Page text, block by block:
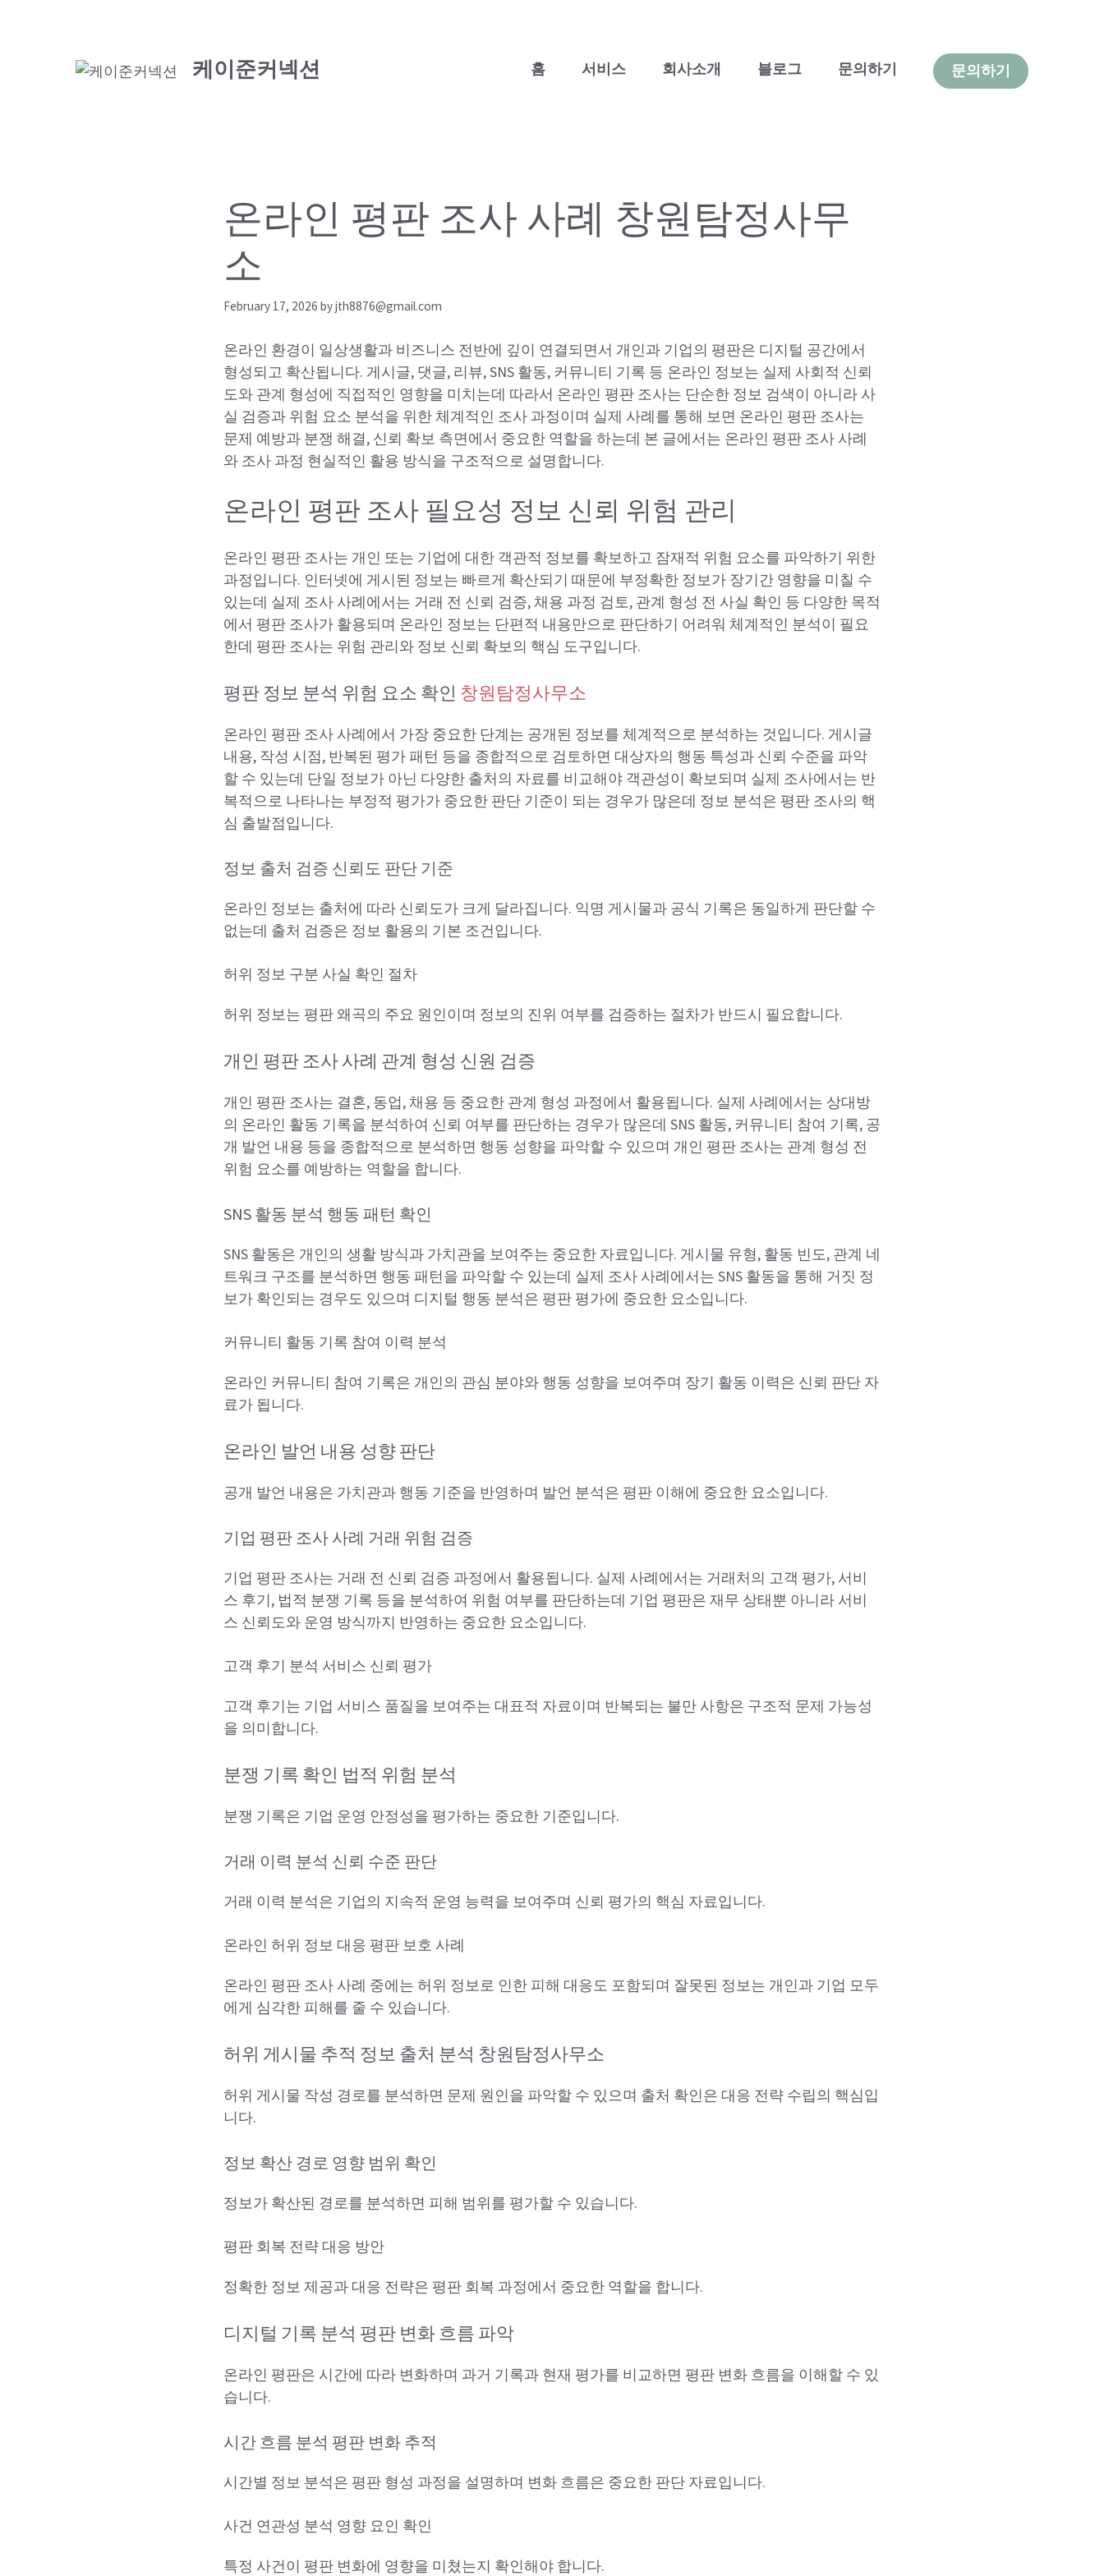
케이준커넥션 홈 서비스 회사소개 블로그 문의하기 문의하기
온라인 평판 조사 사례 창원탐정사무
소
February 17, 2026 byjth8876@gmail.com
온라인 환경이 일상생활과 비즈니스 전반에 깊이 연결되면서 개인과 기업의 평판은 디지털 공간에서
형성되고 확산됩니다. 게시글, 댓글, 리뷰, SNS 활동, 커뮤니티 기록 등 온라인 정보는 실제 사회적 신뢰
도와 관계 형성에 직접적인 영향을 미치는데 따라서 온라인 평판 조사는 단순한 정보 검색이 아니라 사
실 검증과 위험 요소 분석을 위한 체계적인 조사 과정이며 실제 사례를 통해 보면 온라인 평판 조사는
문제 예방과 분쟁 해결, 신뢰 확보 측면에서 중요한 역할을 하는데 본 글에서는 온라인 평판 조사 사례
와 조사 과정 현실적인 활용 방식을 구조적으로 설명합니다.
온라인 평판 조사 필요성 정보 신뢰 위험 관리
온라인 평판 조사는 개인 또는 기업에 대한 객관적 정보를 확보하고 잠재적 위험 요소를 파악하기 위한
과정입니다. 인터넷에 게시된 정보는 빠르게 확산되기 때문에 부정확한 정보가 장기간 영향을 미칠 수
있는데 실제 조사 사례에서는 거래 전 신뢰 검증, 채용 과정 검토, 관계 형성 전 사실 확인 등 다양한 목적
에서 평판 조사가 활용되며 온라인 정보는 단편적 내용만으로 판단하기 어려워 체계적인 분석이 필요
한데 평판 조사는 위험 관리와 정보 신뢰 확보의 핵심 도구입니다.
평판 정보 분석 위험 요소 확인 창원탐정사무소
온라인 평판 조사 사례에서 가장 중요한 단계는 공개된 정보를 체계적으로 분석하는 것입니다. 게시글
내용, 작성 시점, 반복된 평가 패턴 등을 종합적으로 검토하면 대상자의 행동 특성과 신뢰 수준을 파악
할 수 있는데 단일 정보가 아닌 다양한 출처의 자료를 비교해야 객관성이 확보되며 실제 조사에서는 반
복적으로 나타나는 부정적 평가가 중요한 판단 기준이 되는 경우가 많은데 정보 분석은 평판 조사의 핵
심 출발점입니다.
정보 출처 검증 신뢰도 판단 기준
온라인 정보는 출처에 따라 신뢰도가 크게 달라집니다. 익명 게시물과 공식 기록은 동일하게 판단할 수
없는데 출처 검증은 정보 활용의 기본 조건입니다.
허위 정보 구분 사실 확인 절차
허위 정보는 평판 왜곡의 주요 원인이며 정보의 진위 여부를 검증하는 절차가 반드시 필요합니다.
개인 평판 조사 사례 관계 형성 신원 검증
개인 평판 조사는 결혼, 동업, 채용 등 중요한 관계 형성 과정에서 활용됩니다. 실제 사례에서는 상대방
의 온라인 활동 기록을 분석하여 신뢰 여부를 판단하는 경우가 많은데 SNS 활동, 커뮤니티 참여 기록, 공
개 발언 내용 등을 종합적으로 분석하면 행동 성향을 파악할 수 있으며 개인 평판 조사는 관계 형성 전
위험 요소를 예방하는 역할을 합니다.
SNS 활동 분석 행동 패턴 확인
SNS 활동은 개인의 생활 방식과 가치관을 보여주는 중요한 자료입니다. 게시물 유형, 활동 빈도, 관계 네
트워크 구조를 분석하면 행동 패턴을 파악할 수 있는데 실제 조사 사례에서는 SNS 활동을 통해 거짓 정
보가 확인되는 경우도 있으며 디지털 행동 분석은 평판 평가에 중요한 요소입니다.
커뮤니티 활동 기록 참여 이력 분석
온라인 커뮤니티 참여 기록은 개인의 관심 분야와 행동 성향을 보여주며 장기 활동 이력은 신뢰 판단 자
료가 됩니다.
온라인 발언 내용 성향 판단
공개 발언 내용은 가치관과 행동 기준을 반영하며 발언 분석은 평판 이해에 중요한 요소입니다.
기업 평판 조사 사례 거래 위험 검증
기업 평판 조사는 거래 전 신뢰 검증 과정에서 활용됩니다. 실제 사례에서는 거래처의 고객 평가, 서비
스 후기, 법적 분쟁 기록 등을 분석하여 위험 여부를 판단하는데 기업 평판은 재무 상태뿐 아니라 서비
스 신뢰도와 운영 방식까지 반영하는 중요한 요소입니다.
고객 후기 분석 서비스 신뢰 평가
고객 후기는 기업 서비스 품질을 보여주는 대표적 자료이며 반복되는 불만 사항은 구조적 문제 가능성
을 의미합니다.
분쟁 기록 확인 법적 위험 분석
분쟁 기록은 기업 운영 안정성을 평가하는 중요한 기준입니다.
거래 이력 분석 신뢰 수준 판단
거래 이력 분석은 기업의 지속적 운영 능력을 보여주며 신뢰 평가의 핵심 자료입니다.
온라인 허위 정보 대응 평판 보호 사례
온라인 평판 조사 사례 중에는 허위 정보로 인한 피해 대응도 포함되며 잘못된 정보는 개인과 기업 모두
에게 심각한 피해를 줄 수 있습니다.
허위 게시물 추적 정보 출처 분석 창원탐정사무소
허위 게시물 작성 경로를 분석하면 문제 원인을 파악할 수 있으며 출처 확인은 대응 전략 수립의 핵심입
니다.
정보 확산 경로 영향 범위 확인
정보가 확산된 경로를 분석하면 피해 범위를 평가할 수 있습니다.
평판 회복 전략 대응 방안
정확한 정보 제공과 대응 전략은 평판 회복 과정에서 중요한 역할을 합니다.
디지털 기록 분석 평판 변화 흐름 파악
온라인 평판은 시간에 따라 변화하며 과거 기록과 현재 평가를 비교하면 평판 변화 흐름을 이해할 수 있
습니다.
시간 흐름 분석 평판 변화 추적
시간별 정보 분석은 평판 형성 과정을 설명하며 변화 흐름은 중요한 판단 자료입니다.
사건 연관성 분석 영향 요인 확인
특정 사건이 평판 변화에 영향을 미쳤는지 확인해야 합니다.